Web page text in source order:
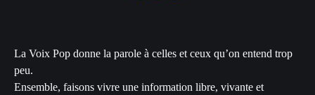
La Voix Pop donne la parole à celles et ceux qu’on entend trop
peu.
Ensemble, faisons vivre une information libre, vivante et